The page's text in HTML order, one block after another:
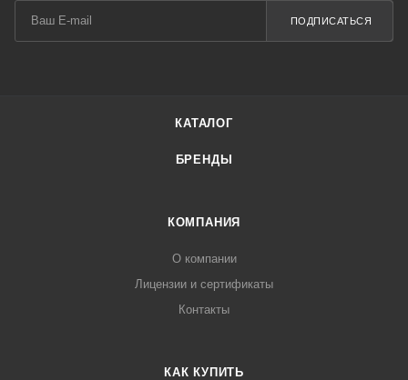
ПОДПИСАТЬСЯ
КАТАЛОГ
БРЕНДЫ
КОМПАНИЯ
О компании
Лицензии и сертификаты
Контакты
КАК КУПИТЬ